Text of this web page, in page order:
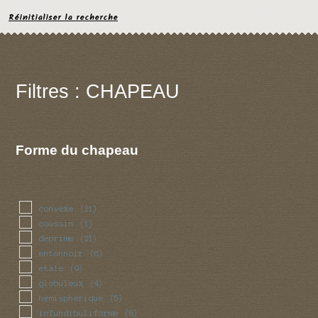
Réinitialiser la recherche
Filtres : CHAPEAU
Forme du chapeau
convexe (21)
coussin (1)
deprime (21)
entonnoir (8)
etale (9)
globuleux (4)
hemispherique (5)
infundibuliforme (8)